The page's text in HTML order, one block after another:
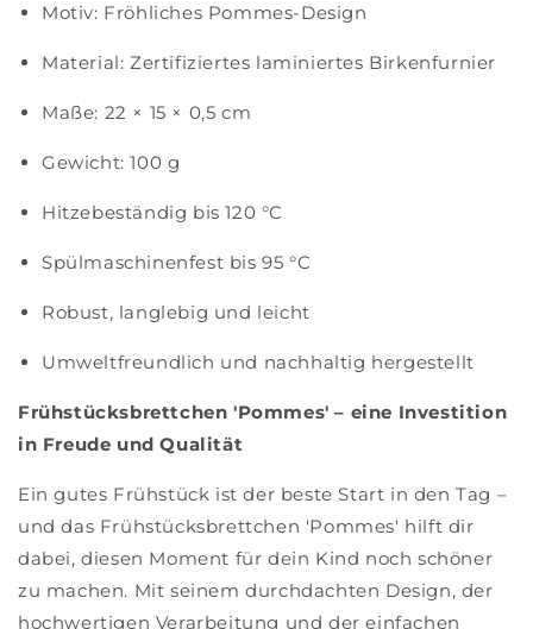
Motiv: Fröhliches Pommes-Design
Material: Zertifiziertes laminiertes Birkenfurnier
Maße: 22 × 15 × 0,5 cm
Gewicht: 100 g
Hitzebeständig bis 120 °C
Spülmaschinenfest bis 95 °C
Robust, langlebig und leicht
Umweltfreundlich und nachhaltig hergestellt
Frühstücksbrettchen 'Pommes' – eine Investition
in Freude und Qualität
Ein gutes Frühstück ist der beste Start in den Tag –
und das Frühstücksbrettchen 'Pommes' hilft dir
dabei, diesen Moment für dein Kind noch schöner
zu machen. Mit seinem durchdachten Design, der
hochwertigen Verarbeitung und der einfachen